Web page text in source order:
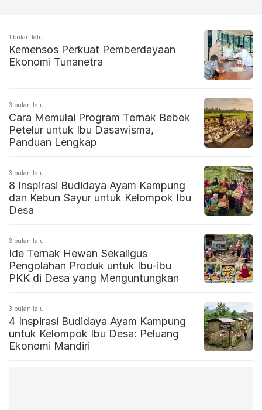
1 bulan lalu
Kemensos Perkuat Pemberdayaan
Ekonomi Tunanetra
3 bulan lalu
Cara Memulai Program Ternak Bebek
Petelur untuk Ibu Dasawisma,
Panduan Lengkap
3 bulan lalu
8 Inspirasi Budidaya Ayam Kampung
dan Kebun Sayur untuk Kelompok Ibu
Desa
3 bulan lalu
Ide Ternak Hewan Sekaligus
Pengolahan Produk untuk Ibu-ibu
PKK di Desa yang Menguntungkan
3 bulan lalu
4 Inspirasi Budidaya Ayam Kampung
untuk Kelompok Ibu Desa: Peluang
Ekonomi Mandiri